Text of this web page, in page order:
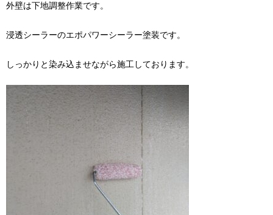
外壁は下地調整作業です。
浸透シーラーのエポパワーシーラー塗装です。
しっかりと染み込ませながら施工しております。